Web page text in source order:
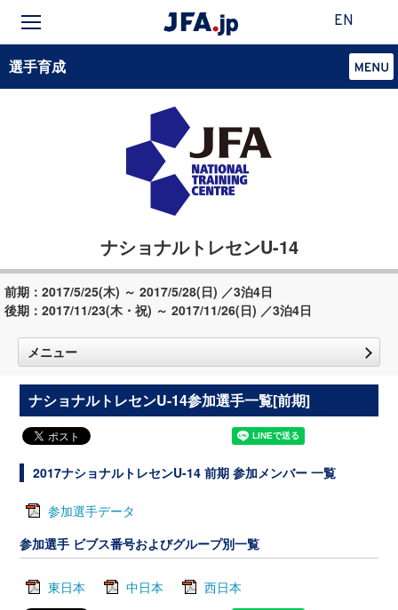
EN
選手育成
ナショナルトレセンU-14
前期：2017/5/25(木) ～ 2017/5/28(日) ／3泊4日
後期：2017/11/23(木・祝) ～ 2017/11/26(日) ／3泊4日
メニュー
ナショナルトレセンU-14参加選手一覧[前期]
2017ナショナルトレセンU-14 前期 参加メンバー 一覧
参加選手データ
参加選手 ビブス番号およびグループ別一覧
東日本 中日本 西日本